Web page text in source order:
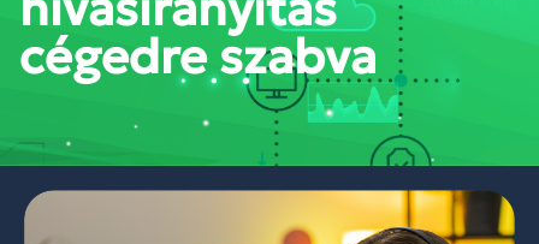
cégedre szabva